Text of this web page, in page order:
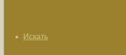
Искать